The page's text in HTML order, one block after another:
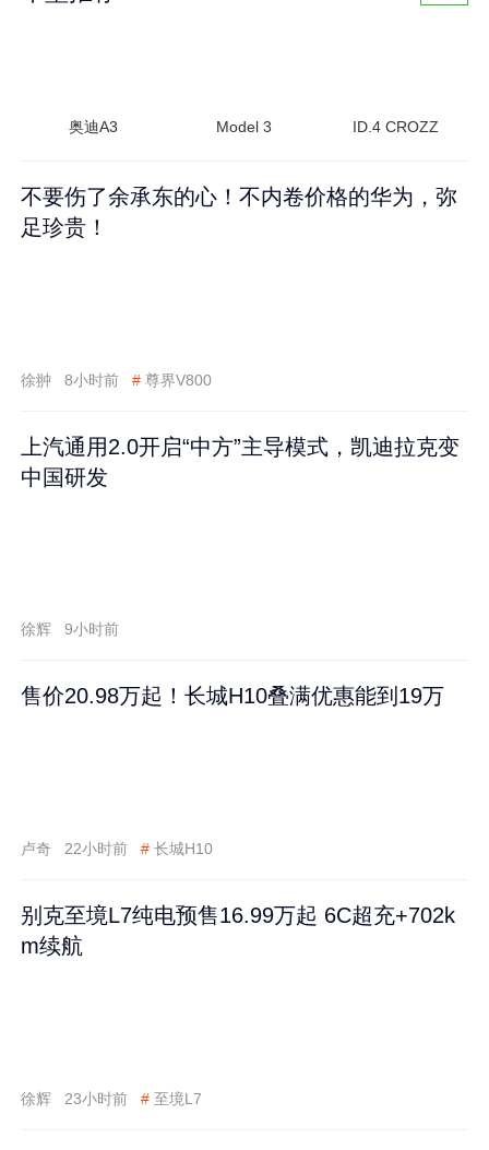
奥迪A3 Model 3 ID.4 CROZZ
不要伤了余承东的心！不内卷价格的华为，弥
足珍贵！
徐翀 8小时前 # 尊界V800
上汽通用2.0开启“中方”主导模式，凯迪拉克变
中国研发
徐辉 9小时前
售价20.98万起！长城H10叠满优惠能到19万
卢奇 22小时前 # 长城H10
别克至境L7纯电预售16.99万起 6C超充+702k
m续航
徐辉 23小时前 # 至境L7